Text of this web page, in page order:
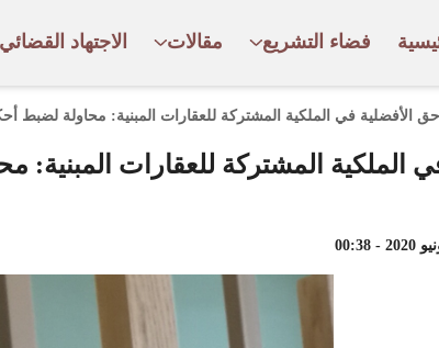
فضاء التشريع مقالات الاجتهاد القضائي
حق الأفضلية في الملكية المشتركة للعقارات المبنية: محاولة لضبط
الملكية المشتركة للعقارات